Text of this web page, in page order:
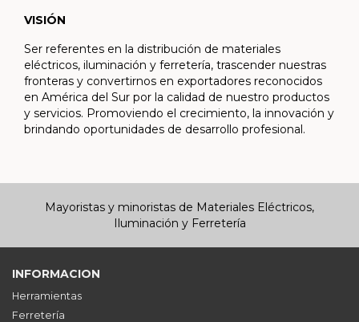
VISIÓN
Ser referentes en la distribución de materiales
eléctricos, iluminación y ferretería, trascender nuestras
fronteras y convertirnos en exportadores reconocidos
en América del Sur por la calidad de nuestro productos
y servicios. Promoviendo el crecimiento, la innovación y
brindando oportunidades de desarrollo profesional.
Mayoristas y minoristas de Materiales Eléctricos,
Iluminación y Ferretería
INFORMACION
Herramientas
Ferretería